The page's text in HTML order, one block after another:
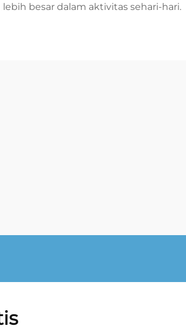
besar dalam aktivitas sehari-hari.